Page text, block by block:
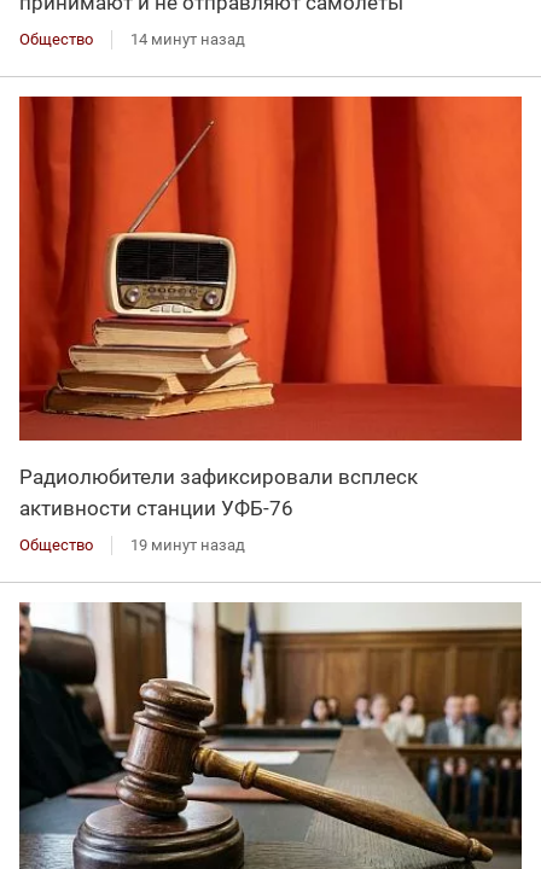
Общество 14 минут назад
Радиолюбители зафиксировали всплеск
активности станции УФБ-76
Общество 19 минут назад